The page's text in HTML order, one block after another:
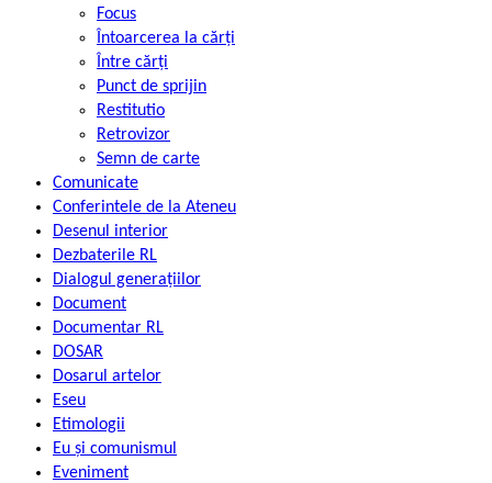
Focus
Întoarcerea la cărți
Între cărți
Punct de sprijin
Restitutio
Retrovizor
Semn de carte
Comunicate
Conferintele de la Ateneu
Desenul interior
Dezbaterile RL
Dialogul generațiilor
Document
Documentar RL
DOSAR
Dosarul artelor
Eseu
Etimologii
Eu și comunismul
Eveniment